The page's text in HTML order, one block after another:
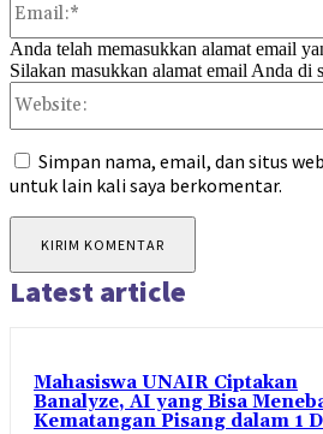
Anda telah memasukkan alamat email
Silakan masukkan alamat email Anda di
Simpan nama, email, dan situs
untuk lain kali saya berkomentar.
Latest article
Mahasiswa UNAIR Ciptakan
Banalyze, AI yang Bisa
Kematangan Pisang dalam 1